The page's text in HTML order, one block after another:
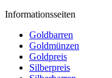
Informationsseiten
Goldbarren
Goldmünzen
Goldpreis
Silberpreis